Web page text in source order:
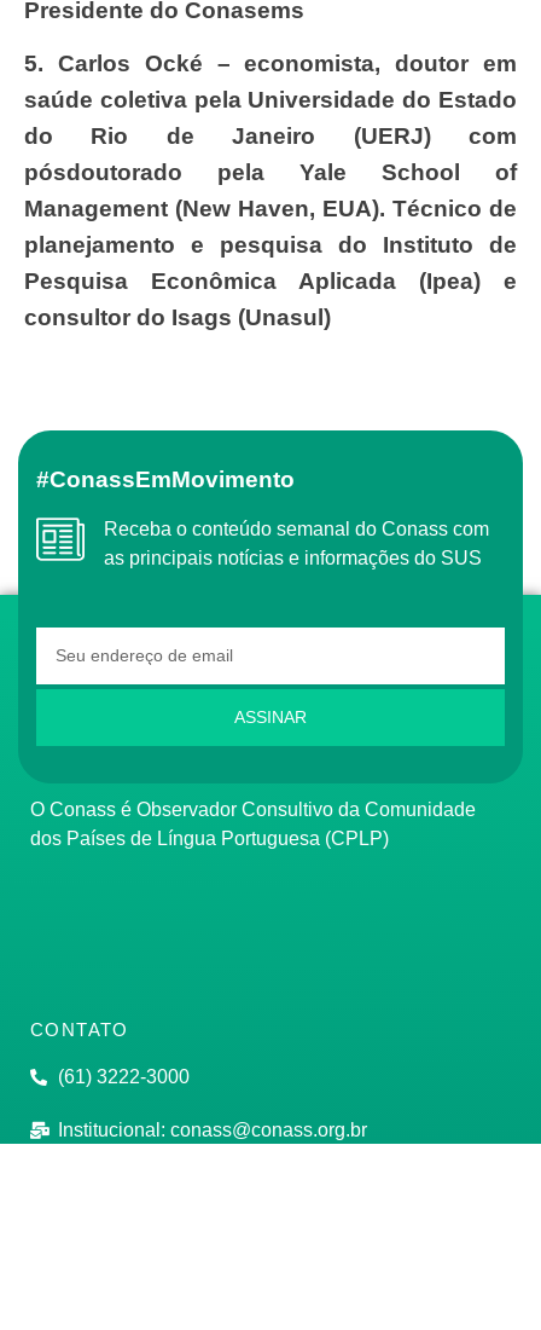
Presidente do Conasems
5.
Carlos Ocké – economista, doutor em
saúde coletiva pela Universidade do Estado
do Rio de Janeiro (UERJ) com
pósdoutorado pela Yale School of
Management (New Haven, EUA). Técnico de
planejamento e pesquisa do Instituto de
Pesquisa Econômica Aplicada (Ipea) e
consultor do Isags (Unasul)
#ConassEmMovimento
Receba o conteúdo semanal do Conass com
as principais notícias e informações do SUS
ASSINAR
O Conass é Observador Consultivo da Comunidade
dos Países de Língua Portuguesa (CPLP)
CONTATO
(61) 3222-3000
Institucional: conass@conass.org.br